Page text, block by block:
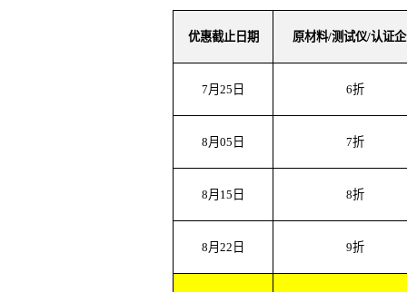
优惠截止日期 原材料/测试仪/认证
7月25 日 6折
8月05 日 7折
8月 15 日 8折
8月22 日 9折